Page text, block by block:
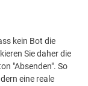
kein Bot die
Sie daher die
"Absenden". So
eine reale